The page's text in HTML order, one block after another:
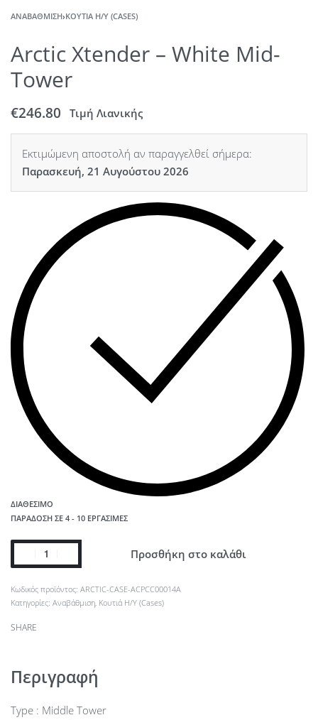
ΑΝΑΒΆΘΜΙΣΗ›ΚΟΥΤΙΆ Η/Υ (CASES)
Arctic Xtender – White Mid-
Tower
€246.80 Τιμή Λιανικής
Εκτιμώμενη αποστολή αν παραγγελθεί σήμερα:
Παρασκευή, 21 Αυγούστου 2026
ΔΙΑΘΈΣΙΜΟ
ΠΑΡΆΔΟΣΗ ΣΕ 4 - 10 ΕΡΓΆΣΙΜΕΣ
Προσθήκη στο καλάθι
ARCTIC-CASE-ACPCC00014A
Κατηγορίες: Αναβάθμιση Κουτιά Η/Υ (Cases)
SHARE
Περιγραφή
Type : Middle Tower